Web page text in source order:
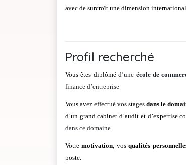
avec de surcroît une dimension
Profil recherché
Vous êtes diplôméd’une école de
finance d’entreprise
Vous avez effectué vos stages dans le
d’un grand cabinet d’audit et d’expertise
dans ce domaine.
Votremotivation, vosqualités
poste.